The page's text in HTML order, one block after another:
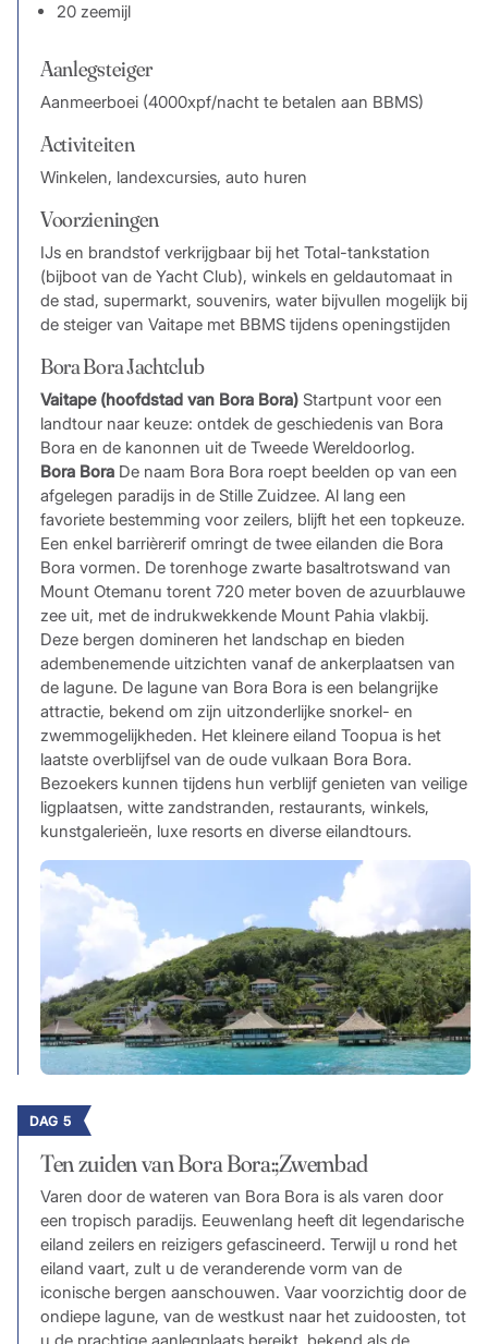
20 zeemijl
Aanlegsteiger
Aanmeerboei (4000xpf/nacht te betalen aan BBMS)
Activiteiten
Winkelen, landexcursies, auto huren
Voorzieningen
IJs en brandstof verkrijgbaar bij het Total-tankstation
(bijboot van de Yacht Club), winkels en geldautomaat in
de stad, supermarkt, souvenirs, water bijvullen mogelijk bij
de steiger van Vaitape met BBMS tijdens openingstijden
Bora Bora Jachtclub
Vaitape (hoofdstad van Bora Bora)Startpunt voor een
landtour naar keuze: ontdek de geschiedenis van Bora
Bora en de kanonnen uit de Tweede Wereldoorlog.
Bora BoraDe naam Bora Bora roept beelden op van een
afgelegen paradijs in de Stille Zuidzee. Al lang een
favoriete bestemming voor zeilers, blijft het een topkeuze.
Een enkel barrièrerif omringt de twee eilanden die Bora
Bora vormen. De torenhoge zwarte basaltrotswand van
Mount Otemanu torent 720 meter boven de azuurblauwe
zee uit, met de indrukwekkende Mount Pahia vlakbij.
Deze bergen domineren het landschap en bieden
adembenemende uitzichten vanaf de ankerplaatsen van
de lagune. De lagune van Bora Bora is een belangrijke
attractie, bekend om zijn uitzonderlijke snorkel- en
zwemmogelijkheden. Het kleinere eiland Toopua is het
laatste overblijfsel van de oude vulkaan Bora Bora.
Bezoekers kunnen tijdens hun verblijf genieten van veilige
ligplaatsen, witte zandstranden, restaurants, winkels,
kunstgalerieën, luxe resorts en diverse eilandtours.
DAG 5
Ten zuiden van Bora Bora:;Zwembad
Varen door de wateren van Bora Bora is als varen door
een tropisch paradijs. Eeuwenlang heeft dit legendarische
eiland zeilers en reizigers gefascineerd. Terwijl u rond het
eiland vaart, zult u de veranderende vorm van de
iconische bergen aanschouwen. Vaar voorzichtig door de
ondiepe lagune, van de westkust naar het zuidoosten, tot